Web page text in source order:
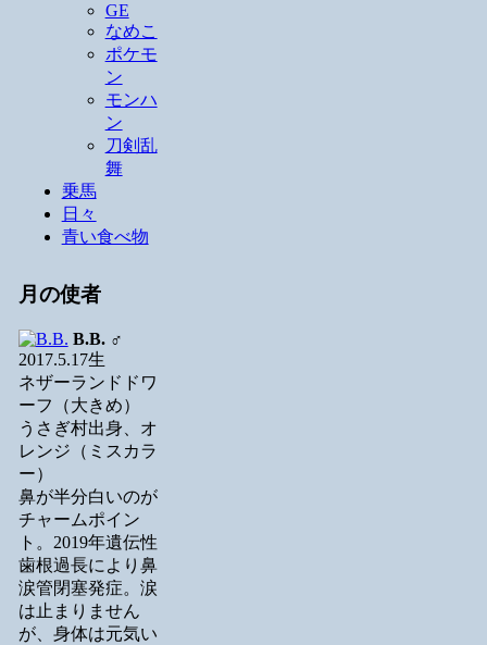
GE
なめこ
ポケモ
ン
モンハ
ン
刀剣乱
舞
乗馬
日々
青い食べ物
月の使者
B.B.♂
2017.5.17生
ネザーランドドワ
ーフ（大きめ）
うさぎ村出身、オ
レンジ（ミスカラ
ー）
鼻が半分白いのが
チャームポイン
ト。2019年遺伝性
歯根過長により鼻
涙管閉塞発症。涙
は止まりません
が、身体は元気い